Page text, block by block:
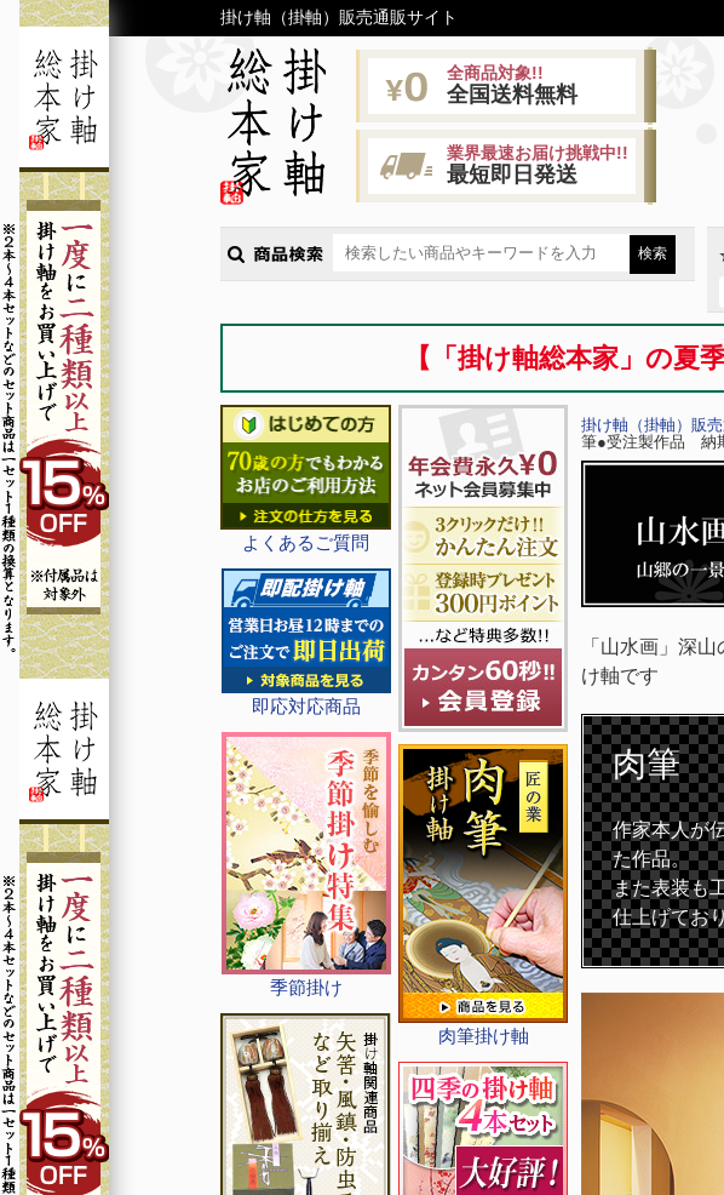
掛け軸（掛軸）販売通販サイト
全商品対象!!
全国送料無料
業界最速お届け挑戦中!!
最短即日発送
【「掛け軸総本家」の
よくあるご質問
即応対応商品
季節掛け
肉筆掛け軸
掛け軸（掛軸）販
筆●受注製作品 納
「山水画」深
け軸です
肉筆
作家本人が
た作品。
また表装も
仕上げてお